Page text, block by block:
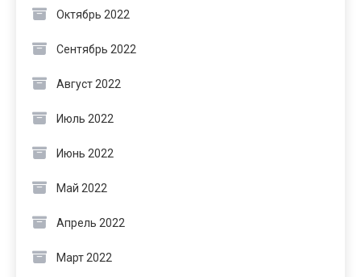
Октябрь 2022
Сентябрь 2022
Август 2022
Июль 2022
Июнь 2022
Май 2022
Апрель 2022
Март 2022